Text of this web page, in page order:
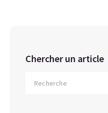
Chercher un article